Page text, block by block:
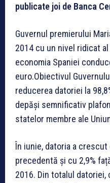
publicate joi de Banca
Guvernul premierului
2014 cu un nivel ridicat
economia Spaniei
euro.Obiectivul
reducerea datoriei la
depăși semnificativ
statelor membre ale
În iunie, datoria a crescut
precedentă și cu 2,9%
2016. Din totalul